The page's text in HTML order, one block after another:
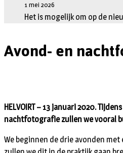
1 mei 2026
Het is mogelijk om op de
Avond- en
HELVOIRT – 13 januari 2020.
nachtfotografie zullen we vooral
We beginnen de drie avonden